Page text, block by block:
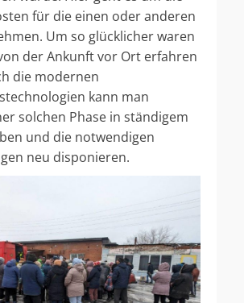
für die einen oder anderen
Um so glücklicher waren
der Ankunft vor Ort erfahren
die modernen
kann man
solchen Phase in ständigem
und die notwendigen
neu disponieren.